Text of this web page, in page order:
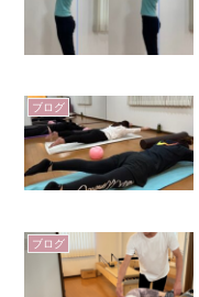
ブログ
ブログ